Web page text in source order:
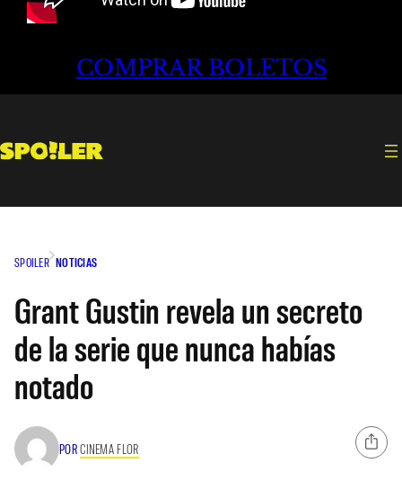
COMPRAR BOLETOS
SPOILER NOTICIAS
Grant Gustin revela un secreto
de la serie que nunca habías
notado
PORCINEMA FLOR